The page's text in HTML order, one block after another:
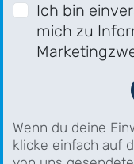
Ich bin
mich zu
Wenn du deine
klicke einfach auf